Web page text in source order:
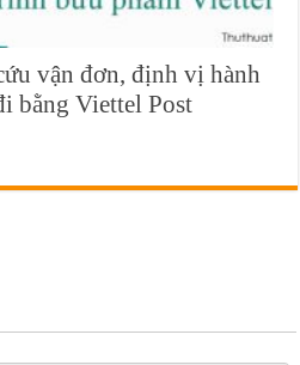
vận đơn, định vị hành
bằng Viettel Post